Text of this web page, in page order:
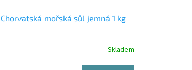
Chorvatská mořská sůl jemná 1 kg
Skladem